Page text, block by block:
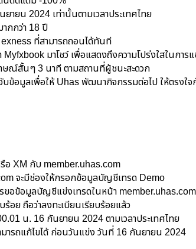
ายน 2024 เท่านั้นตามเวลาประเทศไทย
กกว่า 18 ปี
exness ที่สามารถถอนได้ทันที
มาโชว์ เพื่อแสดงถึงความโปร่งใสในการ
ณ์สั้นๆ 3 นาที ตามสถานที่ผู้ชนะสะดวก
ข้อมูลเพื่อให้ Uhas พัฒนากิจกรรมต่อไป ให้ตรงใ
อ XM กับ member.uhas.com
จะมีช่องให้กรอกข้อมูลบัญชีเทรด Demo
ขอข้อมูลบัญชีแข่งเทรดในหน้า member.uhas.com
อย ถือว่าลงทะเบียนเรียบร้อยแล้ว
น. 16 กันยายน 2024 ตามเวลาประเทศไทย
รถแก้ไขได้ ก่อนวันแข่ง วันที่ 16 กันยายน 2024